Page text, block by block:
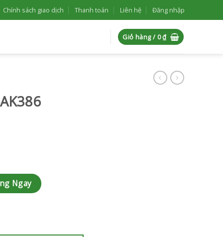
Chính sách giao dịch Thanh toán Liên hệ Đăng nhập
Giỏ hàng / 0₫
Ngay